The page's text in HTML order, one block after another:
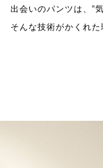
出会いのパンツは、”
そんな技術がかくれた